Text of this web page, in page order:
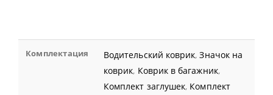
Комплектация Водительский коврик,Значок на
коврик, Коврик в багажник,
Комплект заглушек, Комплект